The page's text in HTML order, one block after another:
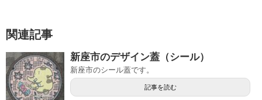
関連記事
新座市のデザイン蓋（シール）
新座市のシール蓋です。
記事を読む